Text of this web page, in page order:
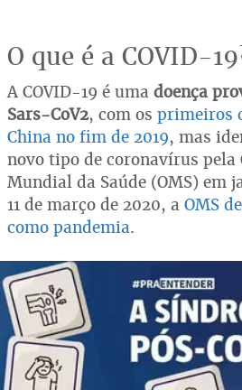
O que é a COVID-
A COVID-19 é uma doença
Sars-CoV2, com os primeiros
China no fim de 2019, mas
novo tipo de coronavírus pela
Mundial da Saúde (OMS) em
11 de março de 2020, a OMS
como pandemia.